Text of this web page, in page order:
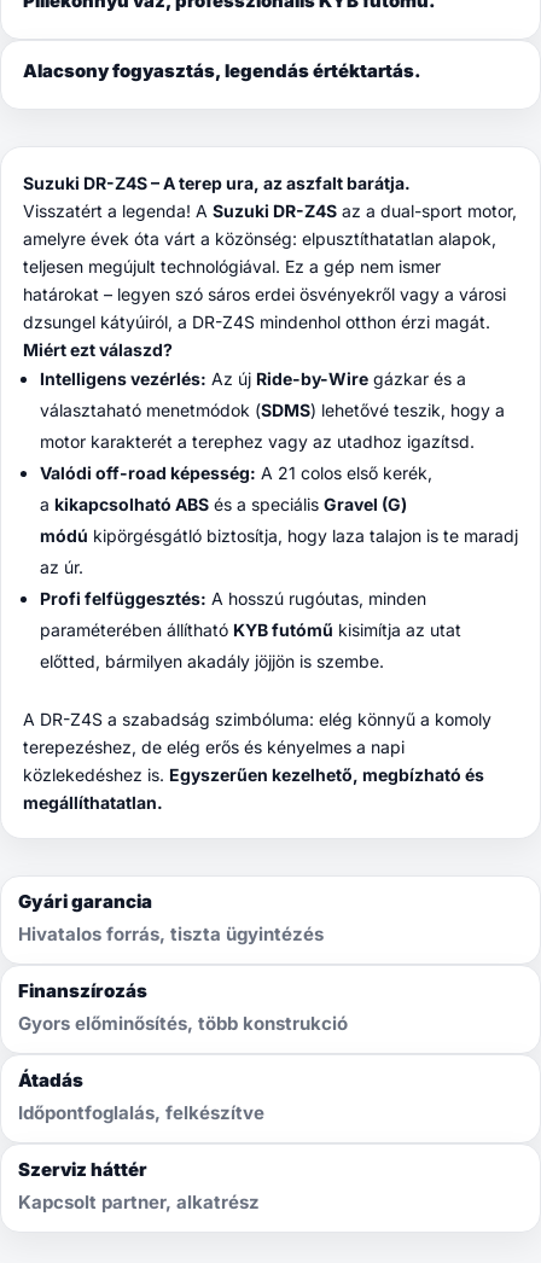
Alacsony fogyasztás, legendás értéktartás.
Suzuki DR-Z4S – A terep ura, az aszfalt barátja.
Visszatért a legenda! A Suzuki DR-Z4S az a dual-sport motor,
amelyre évek óta várt a közönség: elpusztíthatatlan alapok,
teljesen megújult technológiával. Ez a gép nem ismer
határokat – legyen szó sáros erdei ösvényekről vagy a városi
dzsungel kátyúiról, a DR-Z4S mindenhol otthon érzi magát.
Miért ezt válaszd?
Intelligens vezérlés: Az új Ride-by-Wire gázkar és a
választaható menetmódok (SDMS) lehetővé teszik, hogy a
motor karakterét a terephez vagy az utadhoz igazítsd.
Valódi off-road képesség: A 21 colos első kerék,
a kikapcsolható ABS és a speciális Gravel (G)
módú kipörgésgátló biztosítja, hogy laza talajon is te maradj
az úr.
Profi felfüggesztés: A hosszú rugóutas, minden
paraméterében állítható KYB futómű kisimítja az utat
előtted, bármilyen akadály jöjjön is szembe.
A DR-Z4S a szabadság szimbóluma: elég könnyű a komoly
terepezéshez, de elég erős és kényelmes a napi
közlekedéshez is. Egyszerűen kezelhető, megbízható és
megállíthatatlan.
Gyári garancia
Hivatalos forrás, tiszta ügyintézés
Finanszírozás
Gyors előminősítés, több konstrukció
Átadás
Időpontfoglalás, felkészítve
Szerviz háttér
Kapcsolt partner, alkatrész